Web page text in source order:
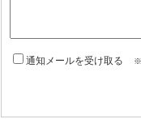
通知メールを受け取る ※